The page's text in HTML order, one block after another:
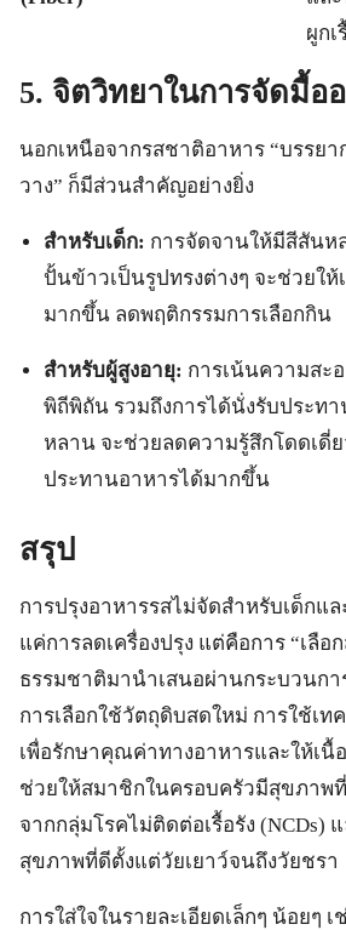
ผูกเ
5. จิตวิทยาในการจัดมื้อ
นอกเหนือจากรสชาติอาหาร “บรรยา
วาง” ก็มีส่วนสำคัญอย่างยิ่ง
สำหรับเด็ก: การจัดจานให้มีสีสันห
ปั้นข้าวเป็นรูปทรงต่างๆ จะช่วยใ
มากขึ้น ลดพฤติกรรมการเลือกกิน
สำหรับผู้สูงอายุ: การเน้นความสะ
พิถีพิถัน รวมถึงการได้นั่งรับประท
หลาน จะช่วยลดความรู้สึกโดดเดี่
ประทานอาหารได้มากขึ้น
สรุป
การปรุงอาหารรสไม่จัดสำหรับเด็กแล
แค่การลดเครื่องปรุง แต่คือการ “เลือ
ธรรมชาติมานำเสนอผ่านกระบวนกา
การเลือกใช้วัตถุดิบสดใหม่ การใช้เ
เพื่อรักษาคุณค่าทางอาหารและให้เนื้
ช่วยให้สมาชิกในครอบครัวมีสุขภาพ
จากกลุ่มโรคไม่ติดต่อเรื้อรัง (NCDs)
สุขภาพที่ดีตั้งแต่วัยเยาว์จนถึงวัยชรา
การใส่ใจในรายละเอียดเล็กๆ น้อยๆ